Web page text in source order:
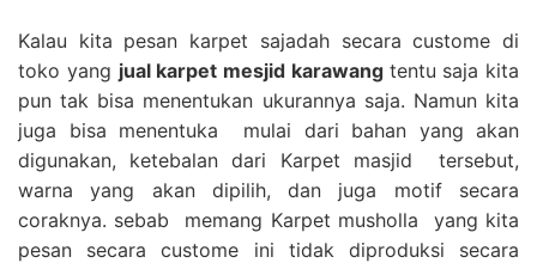
Kalau kita pesan karpet sajadah secara custome di
toko yang jual karpet mesjid karawang tentu saja kita
pun tak bisa menentukan ukurannya saja. Namun kita
juga bisa menentuka mulai dari bahan yang akan
digunakan, ketebalan dari Karpet masjid tersebut,
warna yang akan dipilih, dan juga motif secara
coraknya. sebab memang Karpet musholla yang kita
pesan secara custome ini tidak diproduksi secara